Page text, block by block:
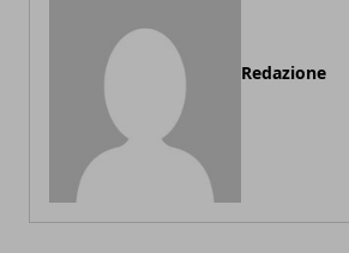
Redazione